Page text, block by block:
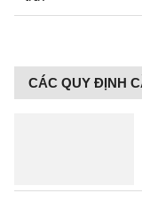
CÁC QUY ĐỊNH